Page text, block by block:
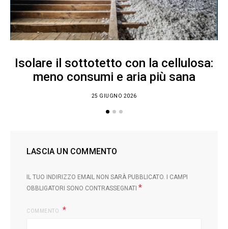
Isolare il sottotetto con la cellulosa:
meno consumi e aria più sana
25 GIUGNO 2026
LASCIA UN COMMENTO
IL TUO INDIRIZZO EMAIL NON SARÀ PUBBLICATO. I CAMPI
OBBLIGATORI SONO CONTRASSEGNATI *
COMMENTO